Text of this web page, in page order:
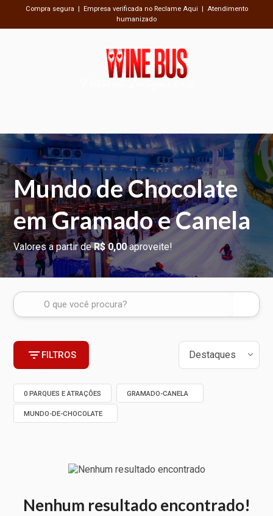
Compra segura | Empresa verificada no Reclame Aqui | Atendimento
humanizado
Passeios Inesquecíveis
Mundo de Chocolate
em Gramado e Canela
Valores a partir deR$ 0,00aproveite!
FILTROS
0 PARQUES E ATRAÇÕES GRAMADO-CANELA
MUNDO-DE-CHOCOLATE
Nenhum resultado encontrado!